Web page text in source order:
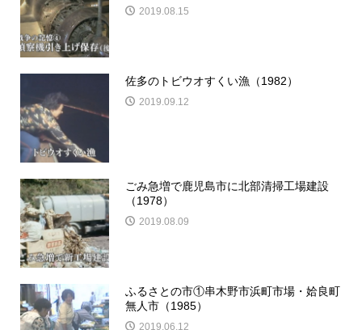
2019.08.15
佐多のトビウオすくい漁（1982）
2019.09.12
ごみ急増で鹿児島市に北部清掃工場建設
（1978）
2019.08.09
ふるさとの市①串木野市浜町市場・姶良町
無人市（1985）
2019.06.12